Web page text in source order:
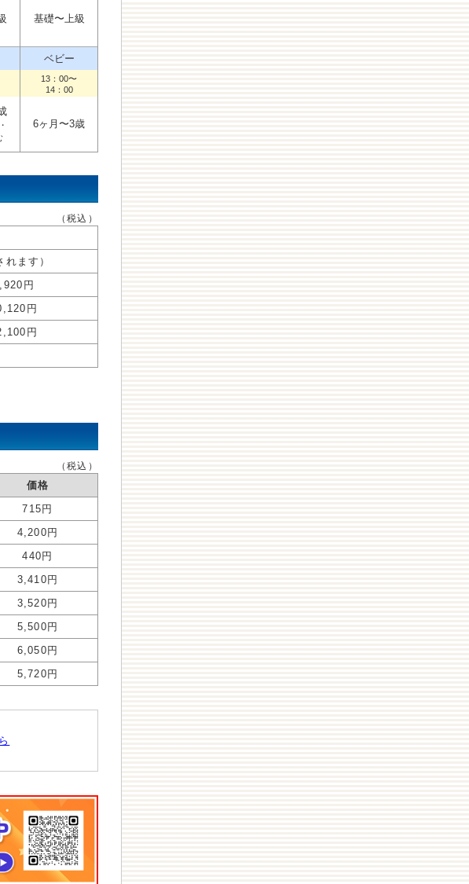
基礎〜上級
ベビー
13：00〜
14：00
6ヶ月〜3歳
（税込）
ます）
円
円
円
（税込）
価格
715円
4,200円
440円
3,410円
3,520円
5,500円
6,050円
5,720円